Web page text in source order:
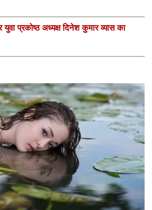
युवा प्रकोष्ठ अध्यक्ष दिनेश कुमार व्यास का